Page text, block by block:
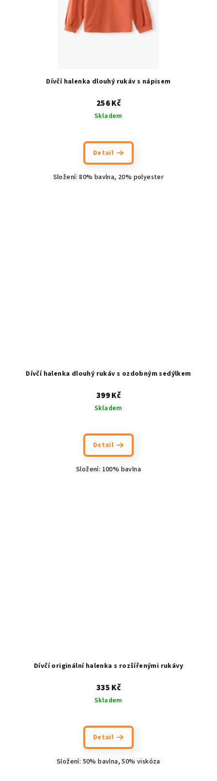
Dívčí halenka dlouhý rukáv s nápisem
256 Kč
Skladem
Detail
Složení: 80% bavlna, 20% polyester
Dívčí halenka dlouhý rukáv s ozdobným sedýlkem
399 Kč
Skladem
Detail
Složení: 100% bavlna
Dívčí originální halenka s rozšířenými rukávy
335 Kč
Skladem
Detail
Složení: 50% bavlna, 50% viskóza